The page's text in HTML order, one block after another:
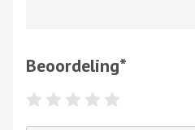
Beoordeling*